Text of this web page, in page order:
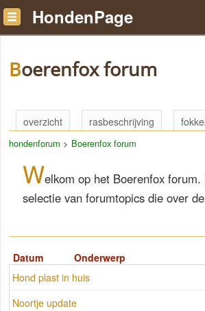
HondenPage
Boerenfox forum
overzicht rasbeschrijving
hondenforum > Boerenfox forum
Welkom op het Boerenfox
selectie van forumtopics die over
Datum Onderwerp
Hond plast in huis
Noortje update